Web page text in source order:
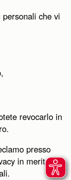
che vi
revocarlo in
presso
in merito al